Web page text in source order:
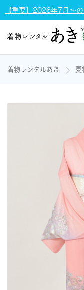
【重要】2026年7月～
着物レンタルあき 夏